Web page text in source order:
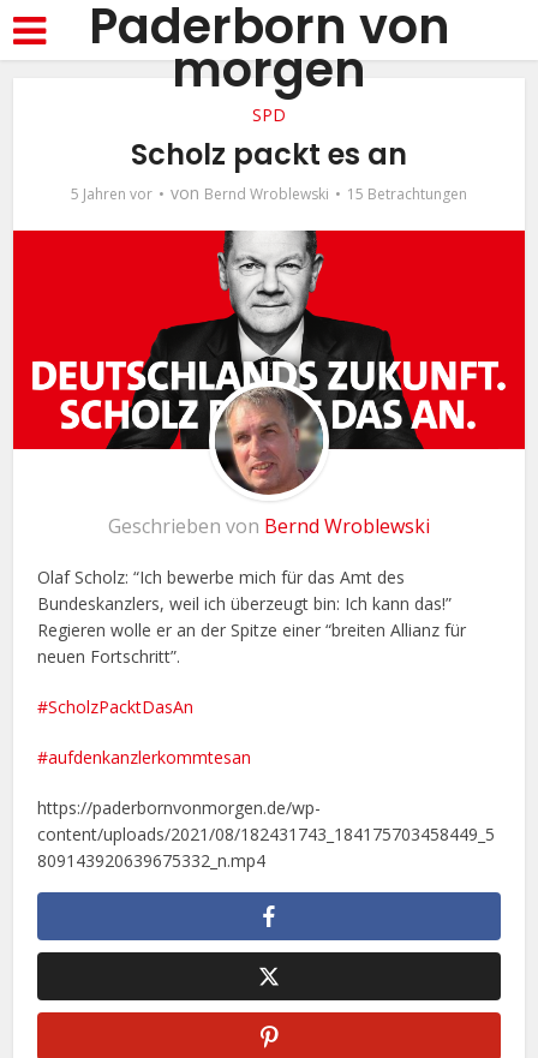
Paderborn von
morgen
SPD
Scholz packt es an
5 Jahren vor von Bernd Wroblewski 15 Betrachtungen
Geschrieben von Bernd Wroblewski
Olaf Scholz: “Ich bewerbe mich für das Amt des
Bundeskanzlers, weil ich überzeugt bin: Ich kann das!”
Regieren wolle er an der Spitze einer “breiten Allianz für
neuen Fortschritt”.
#ScholzPacktDasAn
#aufdenkanzlerkommtesan
https://paderbornvonmorgen.de/wp-
content/uploads/2021/08/182431743_184175703458449_5
809143920639675332_n.mp4